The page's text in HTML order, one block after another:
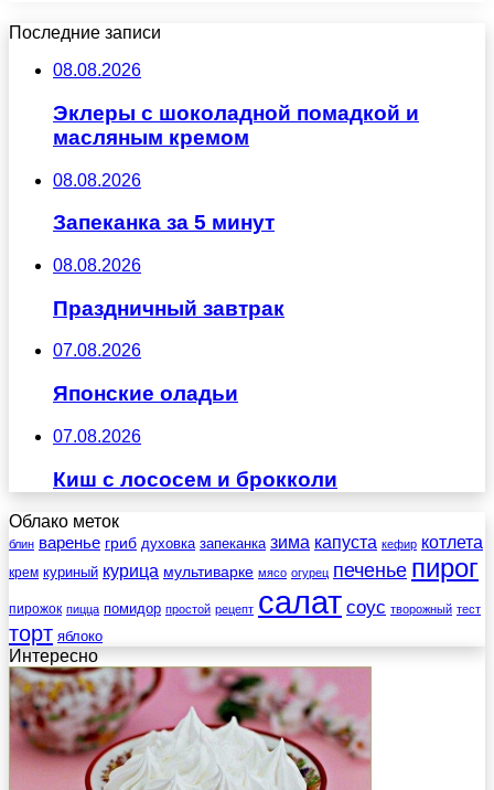
Последние записи
08.08.2026
Эклеры с шоколадной помадкой и
масляным кремом
08.08.2026
Запеканка за 5 минут
08.08.2026
Праздничный завтрак
07.08.2026
Японские оладьи
07.08.2026
Киш с лососем и брокколи
Облако меток
блин варенье гриб духовка запеканка зима капуста кефир котлета
крем куриный курица мультиварке мясо огурец печенье пирог
пирожок пицца помидор простой рецепт салат соус творожный тест
торт яблоко
Интересно